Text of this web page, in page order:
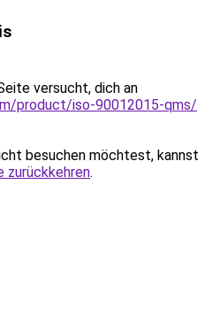
versucht, dich an
product/iso-90012015-qms/
besuchen möchtest, kannst
zurückkehren.